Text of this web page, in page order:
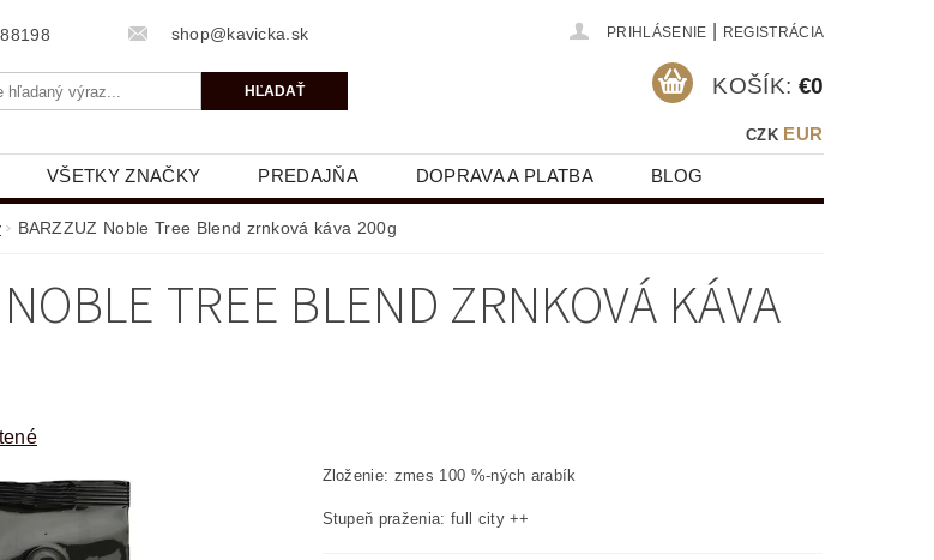
shop@kavicka.sk PRIHLÁSENIE REGISTRÁCIA
CZK EUR
KOŠÍK: €0
VŠETKY ZNAČKY PREDAJŇA DOPRAVA A PLATBA BLOG
BARZZUZ Noble Tree Blend zrnková káva 200g
TREE BLEND ZRNKOVÁ KÁVA
Zloženie: zmes 100 %-ných arabík
Stupeň praženia: full city ++